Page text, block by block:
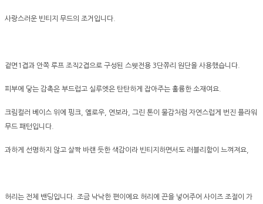
사랑스러운 빈티지 무드의 조거입니다.
겉면1겹과 안쪽 루프 조직2겹으로 구성된 스웻전용 3단쮸리 원단을 사용했습니다.
피부에 닿는 감촉은 부드럽고 실루엣은 탄탄하게 잡아주는 훌륭한 소재여요.
크림컬러 베이스 위에 핑크, 옐로우, 연보라, 그린 톤이 물감처럼 자연스럽게 번진 플라워
무드 패턴입니다.
과하게 선명하지 않고 살짝 바랜 듯한 색감이라 빈티지하면서도 러블리함이 느껴져요,
허리는 전체 밴딩입니다. 조금 낙낙한 편이에요 허리에 끈을 넣어주어 사이즈 조절이 가